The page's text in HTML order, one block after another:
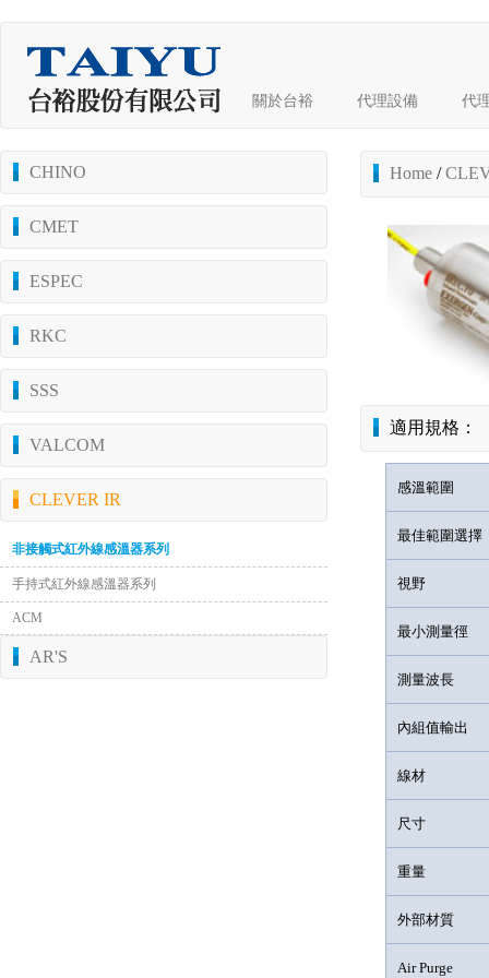
關於台裕 代理設備 代
CHINO
CMET
ESPEC
RKC
SSS
VALCOM
CLEVER IR
非接觸式紅外線感溫器系列
手持式紅外線感溫器系列
ACM
AR'S
Home /
適用規格：
感溫範圍
最佳範圍選擇
視野
最小測量徑
測量波長
內組值輸出
線材
尺寸
重量
外部材質
Air Purge